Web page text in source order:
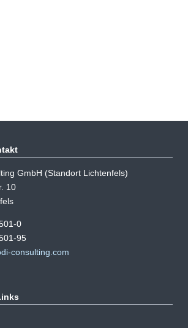
GmbH (Standort Lichtenfels)
10
0
95
consulting.com